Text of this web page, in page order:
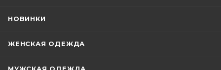
НОВИНКИ
ЖЕНСКАЯ ОДЕЖДА